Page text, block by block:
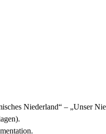
Niederland“ – „Unser